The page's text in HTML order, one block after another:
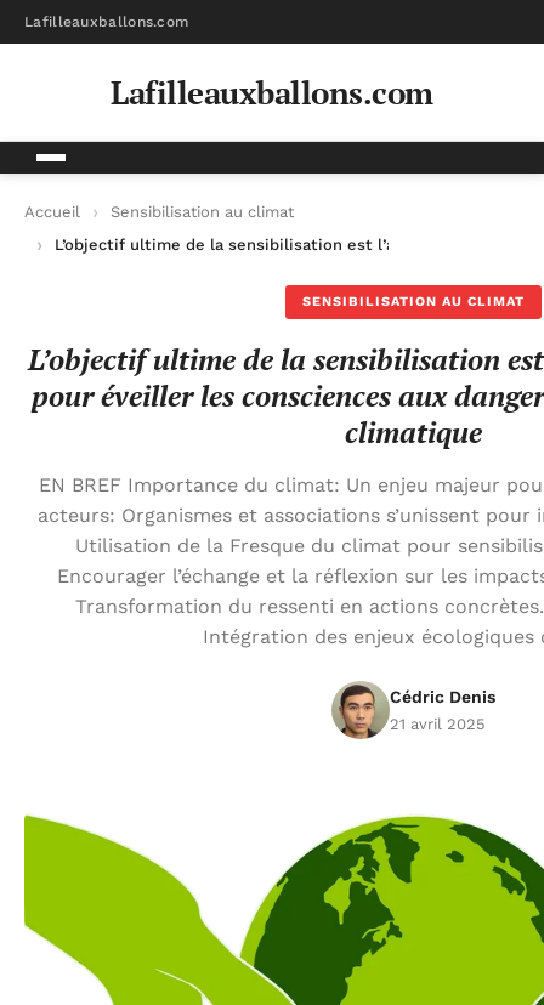
Lafilleauxballons.com
Lafilleauxballons.com
Accueil
Sensibilisation au climat
L’objectif ultime de la sensibilisation est l’action : stratégies
SENSIBILISATION AU CLIMAT
L’objectif ultime de la sensibilisation
pour éveiller les consciences aux
climatique
EN BREF Importance du climat: Un enjeu majeur
acteurs: Organismes et associations s’unissent
Utilisation de la Fresque du climat pour
Encourager l’échange et la réflexion sur les
Transformation du ressenti en actions
Intégration des enjeux
Cédric Denis
21 avril 2025